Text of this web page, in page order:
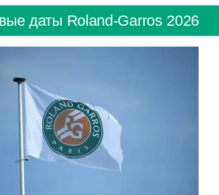
даты Roland-Garros 2026